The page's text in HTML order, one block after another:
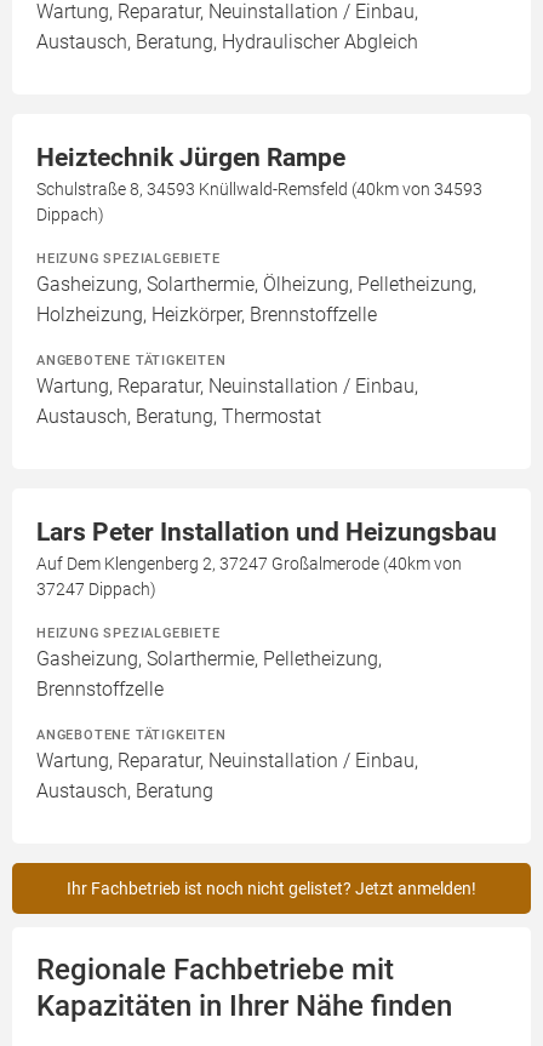
Wartung, Reparatur, Neuinstallation / Einbau,
Austausch, Beratung, Hydraulischer Abgleich
Heiztechnik Jürgen Rampe
Schulstraße 8, 34593 Knüllwald-Remsfeld (40km von 34593
Dippach)
HEIZUNG SPEZIALGEBIETE
Gasheizung, Solarthermie, Ölheizung, Pelletheizung,
Holzheizung, Heizkörper, Brennstoffzelle
ANGEBOTENE TÄTIGKEITEN
Wartung, Reparatur, Neuinstallation / Einbau,
Austausch, Beratung, Thermostat
Lars Peter Installation und Heizungsbau
Auf Dem Klengenberg 2, 37247 Großalmerode (40km von
37247 Dippach)
HEIZUNG SPEZIALGEBIETE
Gasheizung, Solarthermie, Pelletheizung,
Brennstoffzelle
ANGEBOTENE TÄTIGKEITEN
Wartung, Reparatur, Neuinstallation / Einbau,
Austausch, Beratung
Ihr Fachbetrieb ist noch nicht gelistet? Jetzt anmelden!
Regionale Fachbetriebe mit
Kapazitäten in Ihrer Nähe finden